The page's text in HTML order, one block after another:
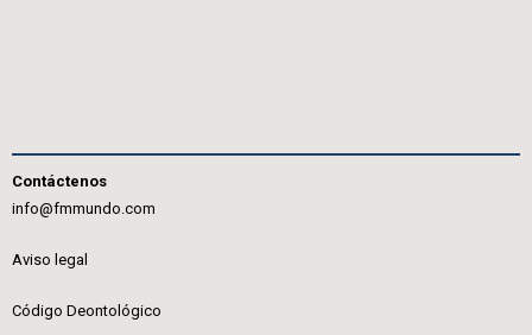
Contáctenos
info@fmmundo.com
Aviso legal
Código Deontológico